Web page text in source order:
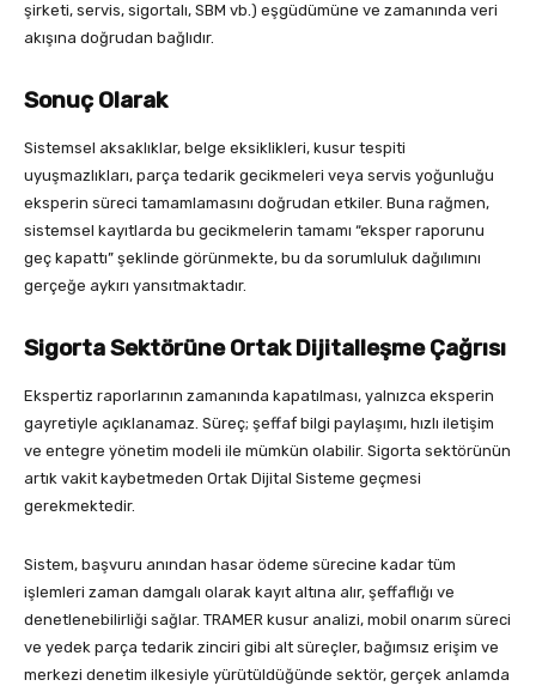
şirketi, servis, sigortalı, SBM vb.) eşgüdümüne ve zamanında veri
akışına doğrudan bağlıdır.
Sonuç Olarak
Sistemsel aksaklıklar, belge eksiklikleri, kusur tespiti
uyuşmazlıkları, parça tedarik gecikmeleri veya servis yoğunluğu
eksperin süreci tamamlamasını doğrudan etkiler. Buna rağmen,
sistemsel kayıtlarda bu gecikmelerin tamamı “eksper raporunu
geç kapattı” şeklinde görünmekte, bu da sorumluluk dağılımını
gerçeğe aykırı yansıtmaktadır.
Sigorta Sektörüne Ortak Dijitalleşme Çağrısı
Ekspertiz raporlarının zamanında kapatılması, yalnızca eksperin
gayretiyle açıklanamaz. Süreç; şeffaf bilgi paylaşımı, hızlı iletişim
ve entegre yönetim modeli ile mümkün olabilir. Sigorta sektörünün
artık vakit kaybetmeden Ortak Dijital Sisteme geçmesi
gerekmektedir.
Sistem, başvuru anından hasar ödeme sürecine kadar tüm
işlemleri zaman damgalı olarak kayıt altına alır, şeffaflığı ve
denetlenebilirliği sağlar. TRAMER kusur analizi, mobil onarım süreci
ve yedek parça tedarik zinciri gibi alt süreçler, bağımsız erişim ve
merkezi denetim ilkesiyle yürütüldüğünde sektör, gerçek anlamda